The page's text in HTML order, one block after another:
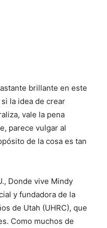
brillante en este
la idea de crear
vale la pena
parece vulgar al
de la cosa es tan
Donde vive Mindy
y fundadora de la
de Utah (UHRC), que
Como muchos de